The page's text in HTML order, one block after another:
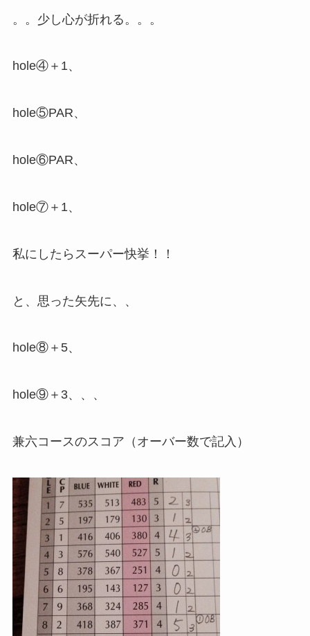
。。少し心が折れる。。。
hole④＋1、
hole⑤PAR、
hole⑥PAR、
hole⑦＋1、
私にしたらスーパー快挙！！
と、思った矢先に、、
hole⑧＋5、
hole⑨＋3、、、
兼六コースのスコア（オーバー数で記入）